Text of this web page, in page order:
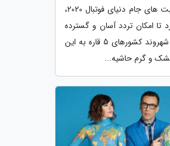
میزبان رقابت های جام دنیای فوتبال 2020،
تا امکان تردد آسان و گسترده
میلیون ها شهروند کشورهای 5 قاره به این
و گرم حاشیه...